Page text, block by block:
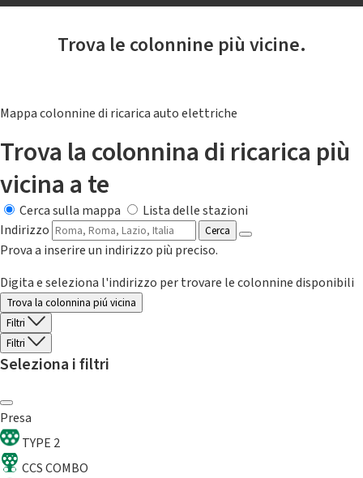
Trova le colonnine più vicine.
Mappa colonnine di ricarica auto elettriche
Trova la colonnina di ricarica più
vicina a te
Cerca sulla mappa
Lista delle stazioni
Indirizzo
Cerca
Prova a inserire un indirizzo più preciso.
Digita e seleziona l'indirizzo per trovare le colonnine disponibili
Trova la colonnina piú vicina
Filtri
Filtri
Seleziona i filtri
Presa
TYPE 2
CCS COMBO